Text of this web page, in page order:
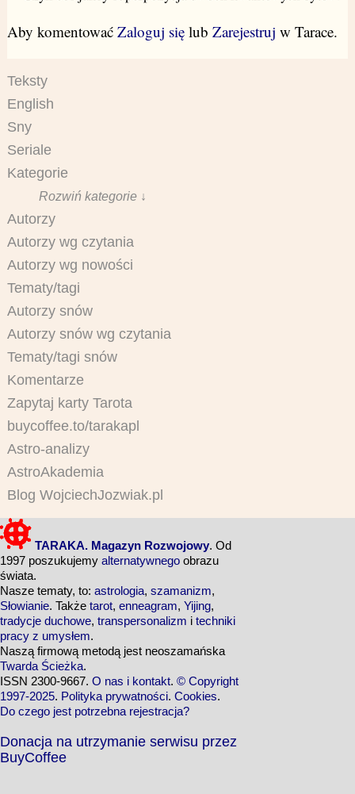
Aby komentować Zaloguj sięlub Zarejestruj w Tarace.
Teksty
English
Sny
Seriale
Kategorie
Rozwiń kategorie ↓
Autorzy
Autorzy wg czytania
Autorzy wg nowości
Tematy/tagi
Autorzy snów
Autorzy snów wg czytania
Tematy/tagi snów
Komentarze
Zapytaj karty Tarota
buycoffee.to/tarakapl
Astro-analizy
AstroAkademia
Blog WojciechJozwiak.pl
TARAKA. Magazyn Rozwojowy. Od
1997 poszukujemy alternatywnego obrazu
świata.
Nasze tematy, to: astrologia, szamanizm,
Słowianie. Także tarot, enneagram, Yijing,
tradycje duchowe, transpersonalizm i techniki
pracy z umysłem.
Naszą firmową metodą jest neoszamańska
Twarda Ścieżka.
ISSN 2300-9667. O nas i kontakt. © Copyright
1997-2025. Polityka prywatności. Cookies.
Do czego jest potrzebna rejestracja?
Donacja na utrzymanie serwisu przez
BuyCoffee